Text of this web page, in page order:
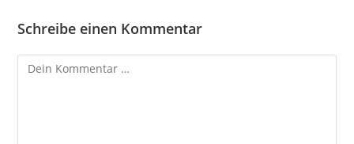
Schreibe einen Kommentar